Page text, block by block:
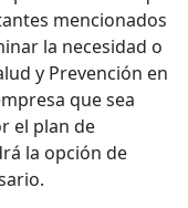
mencionados
la necesidad o
y Prevención en
que sea
el plan de
la opción de